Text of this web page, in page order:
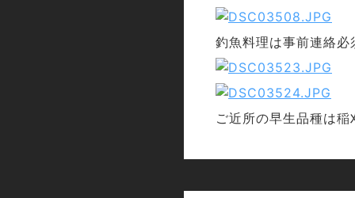
釣魚料理は事前連絡必
ご近所の早生品種は稲